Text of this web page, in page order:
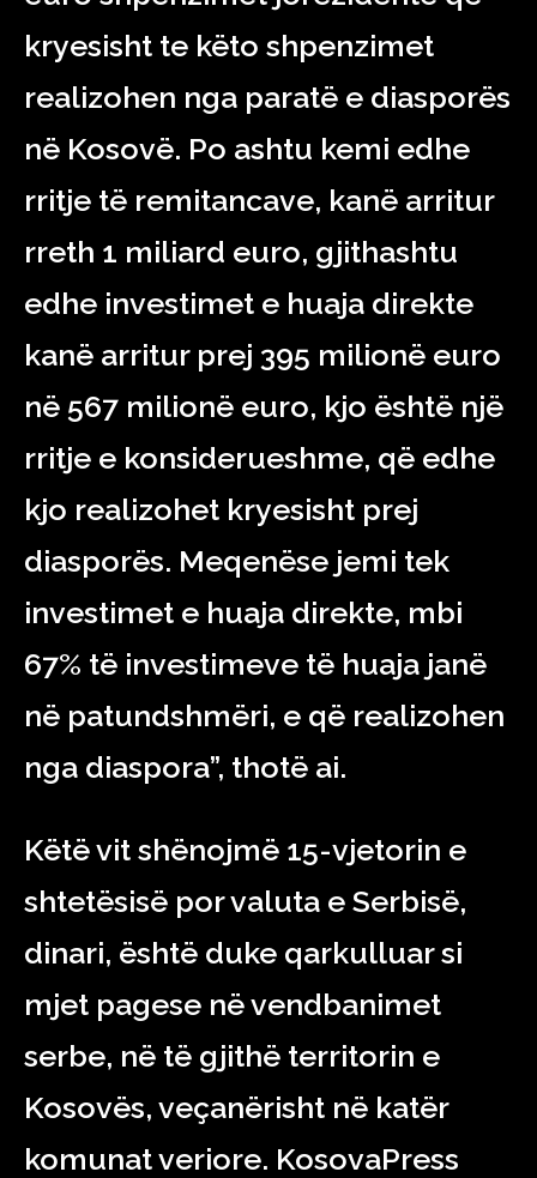
kryesisht te këto shpenzimet
realizohen nga paratë e diasporës
në Kosovë. Po ashtu kemi edhe
rritje të remitancave, kanë arritur
rreth 1 miliard euro, gjithashtu
edhe investimet e huaja direkte
kanë arritur prej 395 milionë euro
në 567 milionë euro, kjo është një
rritje e konsiderueshme, që edhe
kjo realizohet kryesisht prej
diasporës. Meqenëse jemi tek
investimet e huaja direkte, mbi
67% të investimeve të huaja janë
në patundshmëri, e që realizohen
nga diaspora”, thotë ai.
Këtë vit shënojmë 15-vjetorin e
shtetësisë por valuta e Serbisë,
dinari, është duke qarkulluar si
mjet pagese në vendbanimet
serbe, në të gjithë territorin e
Kosovës, veçanërisht në katër
komunat veriore. KosovaPress